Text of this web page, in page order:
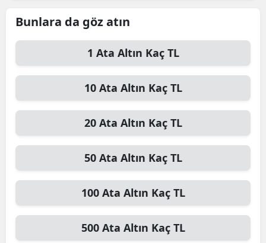
Bunlara da göz atın
1 Ata Altın Kaç TL
10 Ata Altın Kaç TL
20 Ata Altın Kaç TL
50 Ata Altın Kaç TL
100 Ata Altın Kaç TL
500 Ata Altın Kaç TL